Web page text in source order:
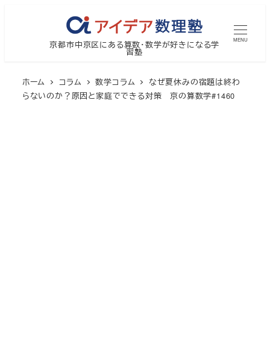
京都市中京区にある算数・数学が好きになる学
習塾
MENU
ホーム コラム 数学コラム
なぜ夏休みの宿題は終わ
らないのか？原因と家庭でできる対策 京の算数学#1460